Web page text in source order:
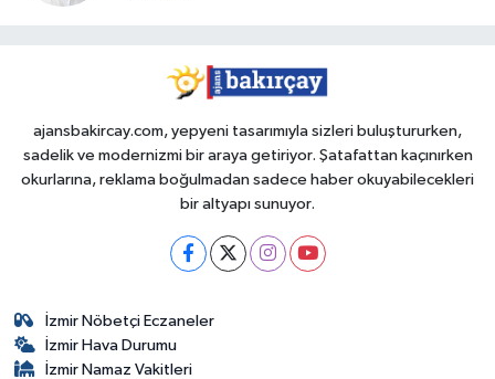
ajansbakircay.com, yepyeni tasarımıyla sizleri buluştururken,
sadelik ve modernizmi bir araya getiriyor. Şatafattan kaçınırken
okurlarına, reklama boğulmadan sadece haber okuyabilecekleri
bir altyapı sunuyor.
İzmir Nöbetçi Eczaneler
İzmir Hava Durumu
İzmir Namaz Vakitleri